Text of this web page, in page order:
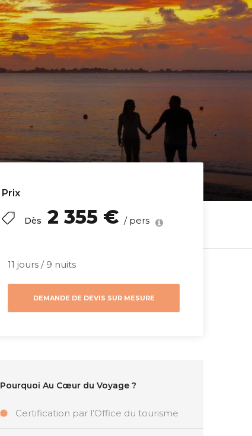
Prix
Dès 2 355 € / pers
11 jours / 9 nuits
DEMANDE DE DEVIS SUR MESURE
Pourquoi Au Cœur du Voyage ?
Certification par l’Office du tourisme